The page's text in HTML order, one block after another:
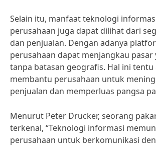
Selain itu, manfaat teknologi
perusahaan juga dapat dilihat dari
dan penjualan. Dengan adanya
perusahaan dapat menjangkau pasar
tanpa batasan geografis. Hal ini tentu
membantu perusahaan untuk
penjualan dan memperluas pangsa
Menurut Peter Drucker, seorang
terkenal, “Teknologi informasi
perusahaan untuk berkomunikasi